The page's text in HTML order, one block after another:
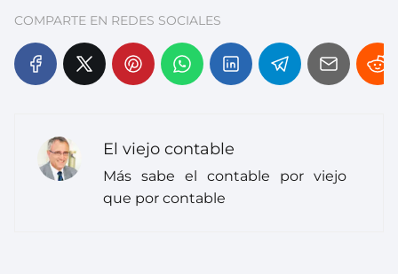
COMPARTE EN REDES SOCIALES
El viejo contable
Más sabe el contable por viejo
que por contable